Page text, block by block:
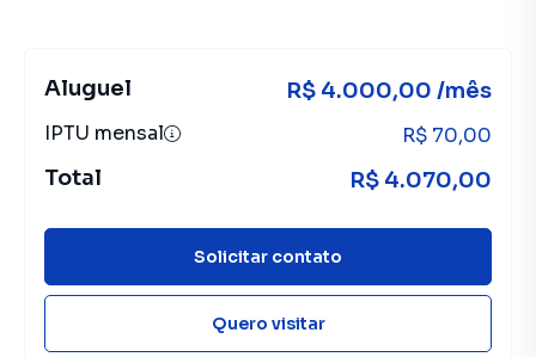
Aluguel R$ 4.000,00 /mês
IPTU mensal R$ 70,00
Total R$ 4.070,00
Solicitar contato
Quero visitar